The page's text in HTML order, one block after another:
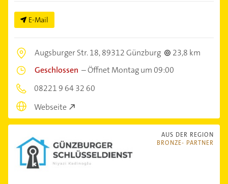
E-Mail
Augsburger Str. 18,89312 Günzburg
23,8 km
Geschlossen –Öffnet Montag um 09:00
08221 9 64 32 60
Webseite
AUS DER REGION
BRONZE- PARTNER